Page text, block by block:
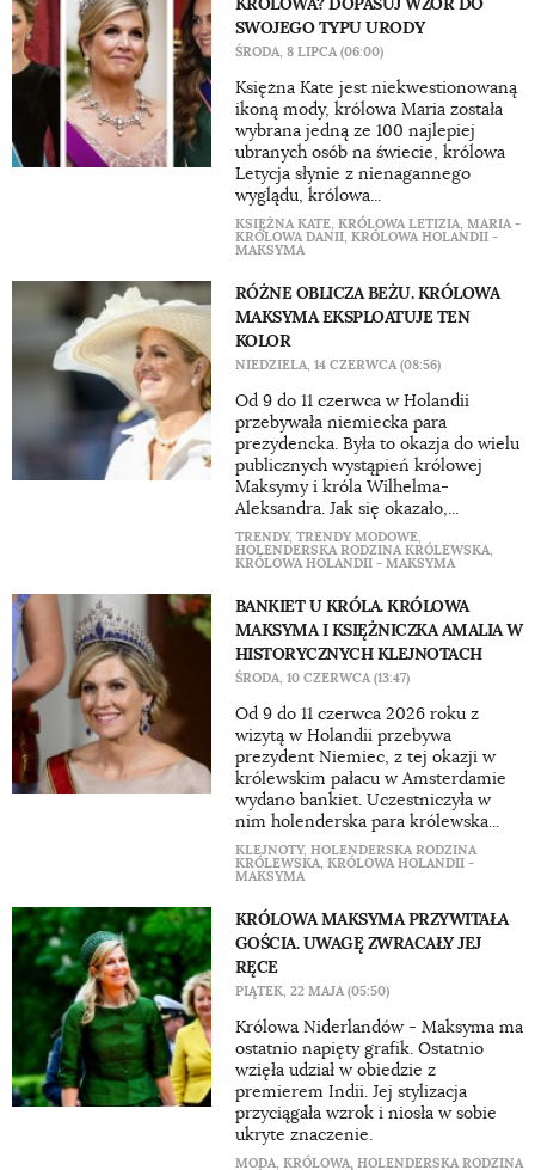
SWOJEGO TYPU URODY
ŚRODA, 8 LIPCA (06:00)
Księżna Kate jest niekwestionowaną
ikoną mody, królowa Maria została
wybrana jedną ze 100 najlepiej
ubranych osób na świecie, królowa
Letycja słynie z nienagannego
wyglądu, królowa...
KSIĘŻNA KATE, KRÓLOWA LETIZIA, MARIA -
KRÓLOWA DANII, KRÓLOWA HOLANDII -
MAKSYMA
RÓŻNE OBLICZA BEŻU. KRÓLOWA
MAKSYMA EKSPLOATUJE TEN
KOLOR
NIEDZIELA, 14 CZERWCA (08:56)
Od 9 do 11 czerwca w Holandii
przebywała niemiecka para
prezydencka. Była to okazja do wielu
publicznych wystąpień królowej
Maksymy i króla Wilhelma-
Aleksandra. Jak się okazało,...
TRENDY, TRENDY MODOWE,
HOLENDERSKA RODZINA KRÓLEWSKA,
KRÓLOWA HOLANDII - MAKSYMA
BANKIET U KRÓLA. KRÓLOWA
MAKSYMA I KSIĘŻNICZKA AMALIA W
HISTORYCZNYCH KLEJNOTACH
ŚRODA, 10 CZERWCA (13:47)
Od 9 do 11 czerwca 2026 roku z
wizytą w Holandii przebywa
prezydent Niemiec, z tej okazji w
królewskim pałacu w Amsterdamie
wydano bankiet. Uczestniczyła w
nim holenderska para królewska...
KLEJNOTY, HOLENDERSKA RODZINA
KRÓLEWSKA, KRÓLOWA HOLANDII -
MAKSYMA
KRÓLOWA MAKSYMA PRZYWITAŁA
GOŚCIA. UWAGĘ ZWRACAŁY JEJ
RĘCE
PIĄTEK, 22 MAJA (05:50)
Królowa Niderlandów - Maksyma ma
ostatnio napięty grafik. Ostatnio
wzięła udział w obiedzie z
premierem Indii. Jej stylizacja
przyciągała wzrok i niosła w sobie
ukryte znaczenie.
MODA, KRÓLOWA, HOLENDERSKA RODZINA